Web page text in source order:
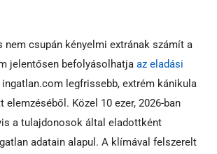
nem csupán kényelmi extrának számít a
jelentősen befolyásolhatja az eladási
ingatlan.com legfrissebb, extrém kánikula
Közel 10 ezer, 2026-ban
a tulajdonosok által eladottként
adatain alapul. A klímával felszerelt